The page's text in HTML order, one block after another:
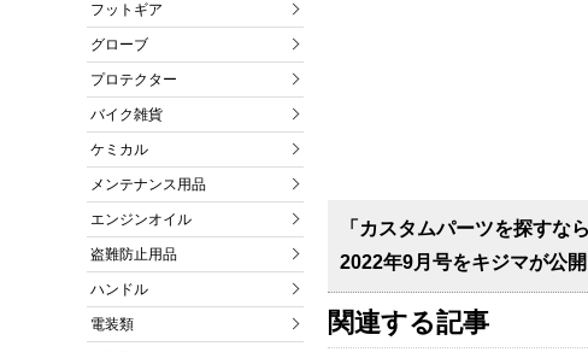
フットギア
グローブ
プロテクター
バイク雑貨
ケミカル
メンテナンス用品
エンジンオイル
盗難防止用品
ハンドル
電装類
「カスタムパーツを探すな
2022年9月号をキジマが公
関連する記事